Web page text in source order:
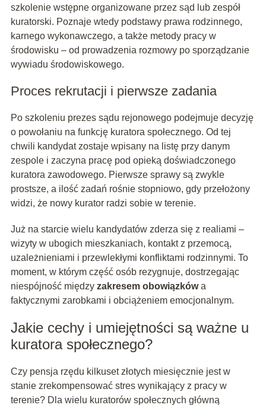
szkolenie wstępne organizowane przez sąd lub zespół
kuratorski. Poznaje wtedy podstawy prawa rodzinnego,
karnego wykonawczego, a także metody pracy w
środowisku – od prowadzenia rozmowy po sporządzanie
wywiadu środowiskowego.
Proces rekrutacji i pierwsze zadania
Po szkoleniu prezes sądu rejonowego podejmuje decyzję
o powołaniu na funkcję kuratora społecznego. Od tej
chwili kandydat zostaje wpisany na listę przy danym
zespole i zaczyna pracę pod opieką doświadczonego
kuratora zawodowego. Pierwsze sprawy są zwykle
prostsze, a ilość zadań rośnie stopniowo, gdy przełożony
widzi, że nowy kurator radzi sobie w terenie.
Już na starcie wielu kandydatów zderza się z realiami –
wizyty w ubogich mieszkaniach, kontakt z przemocą,
uzależnieniami i przewlekłymi konfliktami rodzinnymi. To
moment, w którym część osób rezygnuje, dostrzegając
niespójność między zakresem obowiązkówa
faktycznymi zarobkami i obciążeniem emocjonalnym.
Jakie cechy i umiejętności są ważne u
kuratora społecznego?
Czy pensja rzędu kilkuset złotych miesięcznie jest w
stanie zrekompensować stres wynikający z pracy w
terenie? Dla wielu kuratorów społecznych główną